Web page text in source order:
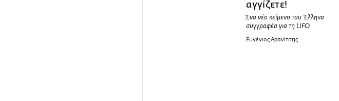
αγγίζετε!
Ένα νέο κείμενο του Έλληνα
συγγραφέα για τη LIFO
Ευγένιος Αρανίτσης